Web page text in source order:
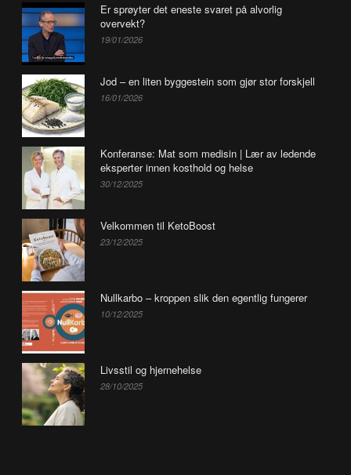
Er sprøyter det eneste svaret på alvorlig
overvekt?
19/01/2026
Jod – en liten byggestein som gjør stor forskjell
16/01/2026
Konferanse: Mat som medisin | Lær av ledende
eksperter innen kosthold og helse
30/12/2025
Velkommen til KetoBoost
23/12/2025
Nullkarbo – kroppen slik den egentlig fungerer
10/12/2025
Livsstil og hjernehelse
28/10/2025